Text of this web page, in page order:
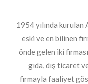
1954 yılında kurulan
eski ve en bilinen
önde gelen iki
gıda, dış ticaret
firmayla faaliyet